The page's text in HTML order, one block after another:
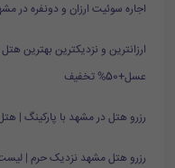
اجاره سوئیت ارزان و دونفره در مشهد
ارزانترین و نزدیکترین بهترین
عسل+50% تخفیف
رزرو هتل در مشهد با پارکینگ | هتل